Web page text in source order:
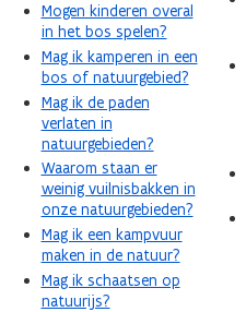
Mogen kinderen overal
in het bos spelen?
Mag ik kamperen in een
bos of natuurgebied?
Mag ik de paden
verlaten in
natuurgebieden?
Waarom staan er
weinig vuilnisbakken in
onze natuurgebieden?
Mag ik een kampvuur
maken in de natuur?
Mag ik schaatsen op
natuurijs?